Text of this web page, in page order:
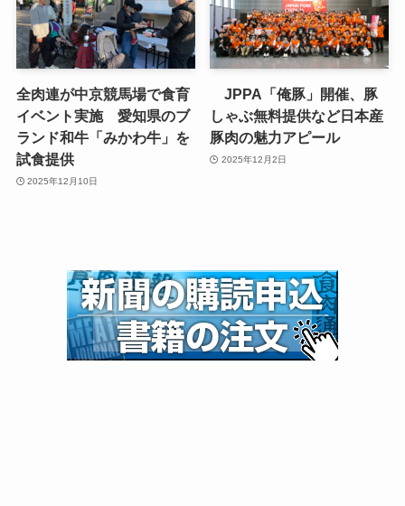
全肉連が中京競馬場で食育
イベント実施 愛知県のブ
ランド和牛「みかわ牛」を
試食提供
2025年12月10日
JPPA「俺豚」開催、豚
しゃぶ無料提供など日本産
豚肉の魅力アピール
2025年12月2日